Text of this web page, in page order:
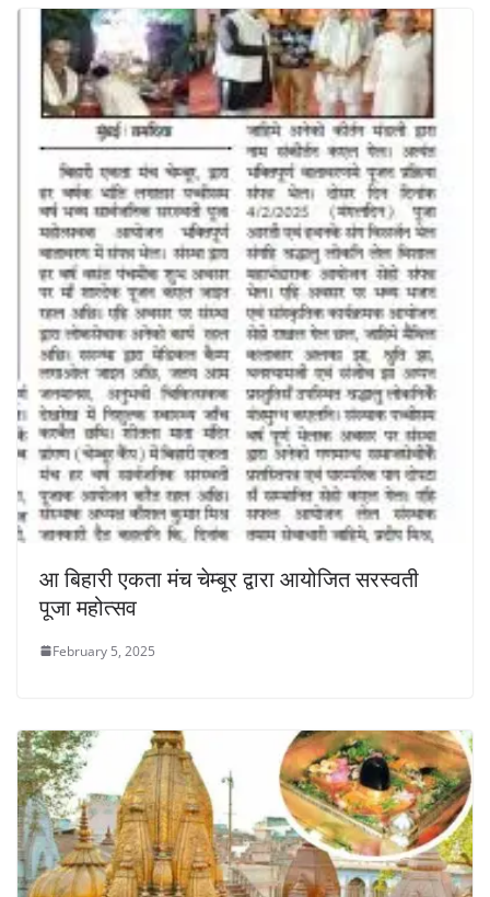
आ बिहारी एकता मंच चेम्बूर द्वारा आयोजित सरस्वती
पूजा महोत्सव
February 5, 2025